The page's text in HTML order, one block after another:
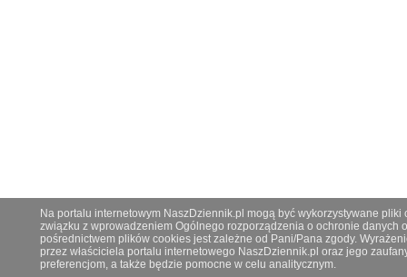
Na portalu internetowym NaszDziennik.pl mogą być wykorzystywane
związku z wprowadzeniem Ogólnego rozporządzenia o ochronie danych
pośrednictwem plików cookies jest zależne od Pani/Pana zgody.
przez właściciela portalu internetowego NaszDziennik.pl oraz jego
preferencjom, a także będzie pomocne w celu analitycznym.